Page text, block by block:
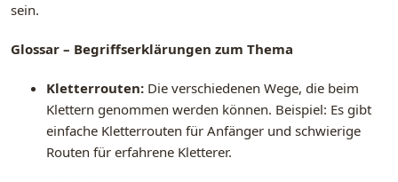
sein.
Glossar – Begriffserklärungen zum Thema
Kletterrouten: Die verschiedenen Wege, die beim
Klettern genommen werden können. Beispiel: Es gibt
einfache Kletterrouten für Anfänger und schwierige
Routen für erfahrene Kletterer.